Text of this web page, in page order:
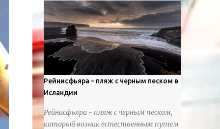
выцветание. Николлс использует
крошечные количества клея для
закрепления отдельных деталей,
используя ножи и инструменты для
текстурирования, чтобы точно
вылепить каждую деталь. источник
https://calvinnicholls.com/
Рейнисфьяра – пляж с черным песком в
Исландии
Рейнисфьяра - пляж с черным песком,
который возник естественным путем